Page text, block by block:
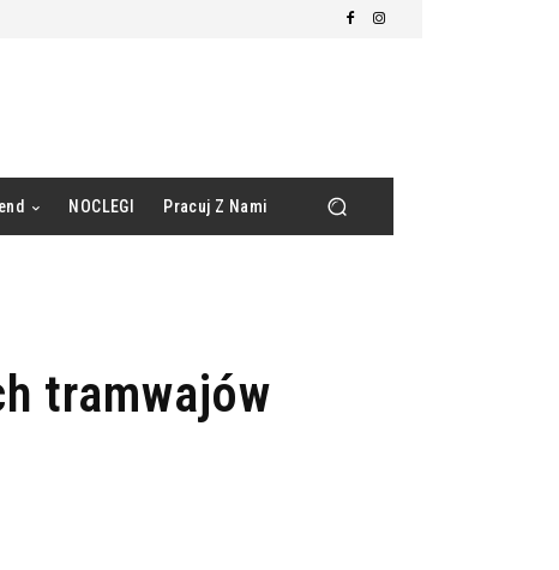
NOCLEGI Pracuj Z Nami
tramwajów